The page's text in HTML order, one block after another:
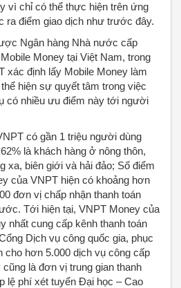
vì chỉ có thể thực hiện trên ứng
ra điểm giao dịch như trước đây.
Ngân hàng Nhà nước cấp
Money tại Việt Nam, trong
xác định lấy Mobile Money làm
hiện sự quyết tâm trong việc
có nhiều ưu điểm này tới người
có gần 1 triệu người dùng
là khách hàng ở nông thôn,
xa, biên giới và hải đảo; Số điểm
của VNPT hiện có khoảng hơn
đơn vị chấp nhận thanh toán
Tới hiện tại, VNPT Money của
nhất cung cấp kênh thanh toán
Dịch vụ công quốc gia, phục
cho hơn 5.000 dịch vụ công cấp
là đơn vị trung gian thanh
lệ phí xét tuyển Đại học – Cao